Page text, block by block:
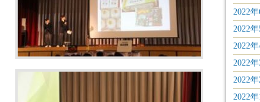
2022年
2022年
2022年
2022年
2022年
2022年